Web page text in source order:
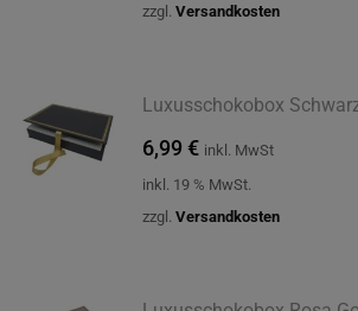
zzgl. Versandkosten
Luxusschokobox
6,99 € inkl. MwSt
inkl. 19 % MwSt.
zzgl. Versandkosten